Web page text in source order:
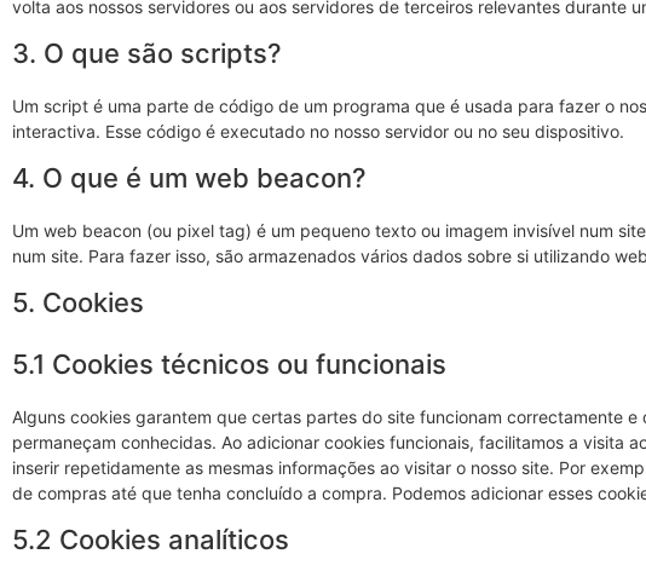
volta aos nossos servidores ou aos servidores de terceiros relevantes durante
3. O que são scripts?
Um script é uma parte de código de um programa que é usada para fazer o
interactiva. Esse código é executado no nosso servidor ou no seu dispositivo.
4. O que é um web beacon?
Um web beacon (ou pixel tag) é um pequeno texto ou imagem invisível num
num site. Para fazer isso, são armazenados vários dados sobre si utilizando
5. Cookies
5.1 Cookies técnicos ou funcionais
Alguns cookies garantem que certas partes do site funcionam correctamente
permaneçam conhecidas. Ao adicionar cookies funcionais, facilitamos a visita
inserir repetidamente as mesmas informações ao visitar o nosso site. Por
de compras até que tenha concluído a compra. Podemos adicionar esses
5.2 Cookies analíticos